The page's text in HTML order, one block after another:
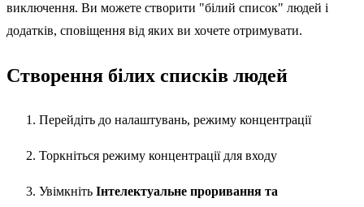
виключення. Ви можете створити "білий список" людей і
додатків, сповіщення від яких ви хочете отримувати.
Створення білих списків людей
Перейдіть до налаштувань, режиму концентрації
Торкніться режиму концентрації для входу
Увімкніть Інтелектуальне проривання та